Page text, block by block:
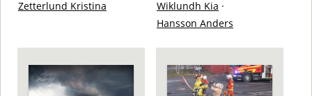
Zetterlund Kristina
Wiklundh Kia ·
Hansson Anders